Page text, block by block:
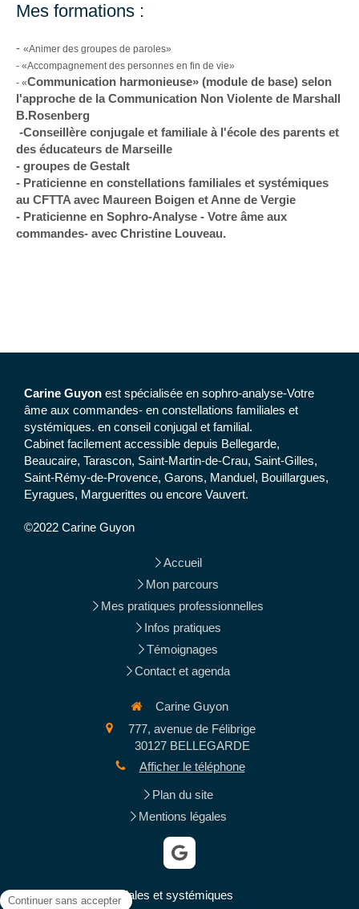
Mes formations :
- «Animer des groupes de paroles»
- «Accompagnement des personnes en fin de vie»
- «Communication harmonieuse» (module de base) selon
l'approche de la Communication Non Violente de Marshall
B.Rosenberg
-Conseillère conjugale et familiale à l'école des parents et
des éducateurs de Marseille
- groupes de Gestalt
- Praticienne en constellations familiales et systémiques
au CFTTA avec Maureen Boigen et Anne de Vergie
- Praticienne en Sophro-Analyse - Votre âme aux
commandes- avec Christine Louveau.
Carine Guyon est spécialisée en sophro-analyse-Votre
âme aux commandes- en constellations familiales et
systémiques. en conseil conjugal et familial.
Cabinet facilement accessible depuis Bellegarde,
Beaucaire, Tarascon, Saint-Martin-de-Crau, Saint-Gilles,
Saint-Rémy-de-Provence, Garons, Manduel, Bouillargues,
Eyragues, Marguerittes ou encore Vauvert.
©2022 Carine Guyon
Accueil
Mon parcours
Mes pratiques professionnelles
Infos pratiques
Témoignages
Contact et agenda
Carine Guyon
777, avenue de Félibrige
30127 BELLEGARDE
Afficher le téléphone
Plan du site
Mentions légales
Constellations familiales et systémiques